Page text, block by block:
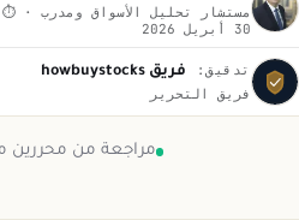
30 أبريل 2026
تدقيق:
فريق howbuystocks
فريق التحرير
مراجعة من محررين